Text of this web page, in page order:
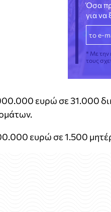
Όσα
για να
* Με την
τους
ευρώ σε 31.000
ευρώ σε 1.500